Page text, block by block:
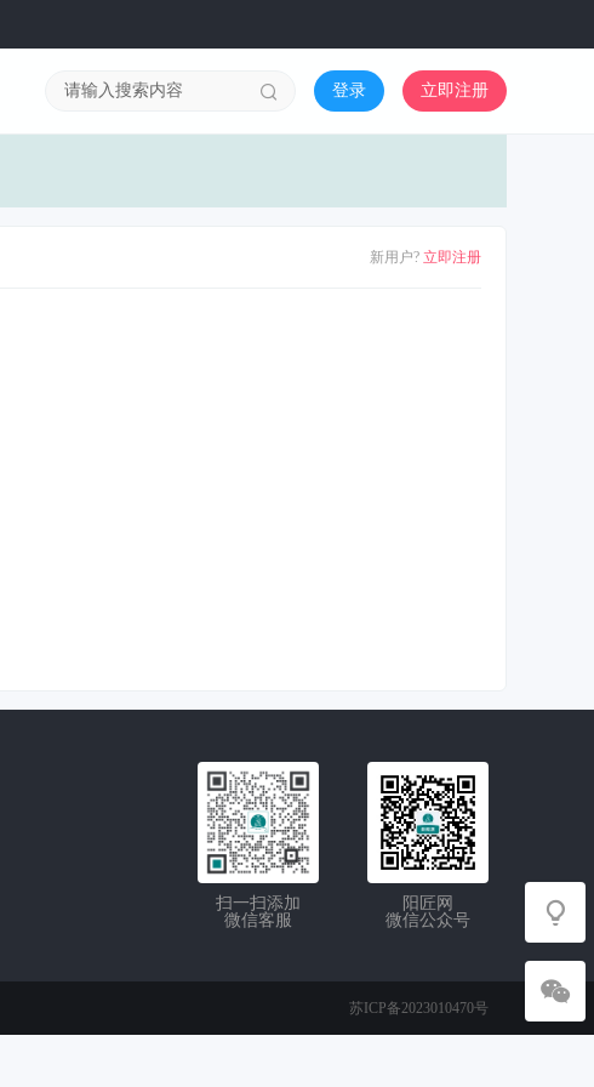
登录 立即注册
新用户? 立即注册
阳匠网
微信公众号
扫一扫添加
微信客服
苏ICP备2023010470号